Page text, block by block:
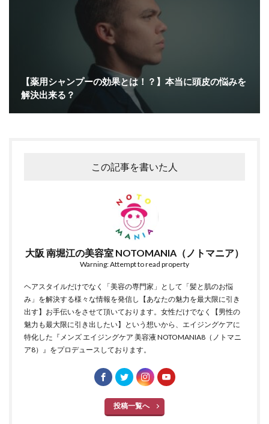
【薬用シャンプーの効果とは！？】本当に頭皮の悩みを
解決出来る？
この記事を書いた人
大阪 南堀江の美容室 NOTOMANIA（ノトマニア）
Warning: Attempt to read property
ヘアスタイルだけでなく「美容の専門家」として「髪と肌のお悩
み」を解決する様々な情報を発信し【あなたの魅力を最大限に引き
出す】お手伝いをさせて頂いております。女性だけでなく【男性の
魅力も最大限に引き出したい】という想いから、エイジングケアに
特化した『メンズ エイジングケア 美容液 NOTOMANIA8（ノトマニ
ア8）』をプロデュースしております。
投稿一覧へ